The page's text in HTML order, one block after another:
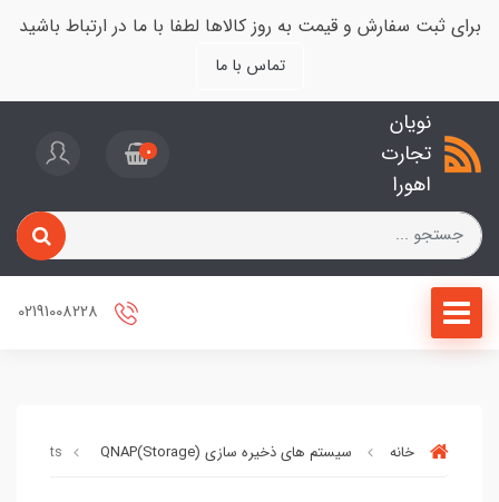
برای ثبت سفارش و قیمت به روز کالاها لطفا با ما در ارتباط باشید
تماس با ما
نویان
تجارت
اهورا
0
خانه سیستم های ذخیره سازی (Storage) QNAP
Units